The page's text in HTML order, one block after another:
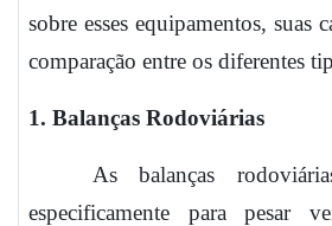
sobre esses equipamentos, suas
comparação entre os diferentes
1. Balanças Rodoviárias
As balanças
especificamente para pesar